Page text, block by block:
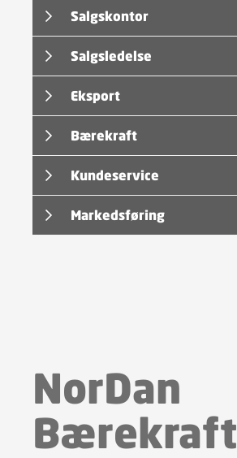
Salgskontor
Salgsledelse
Eksport
Bærekraft
Kundeservice
Markedsføring
NorDan
Bærekraft